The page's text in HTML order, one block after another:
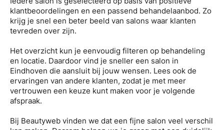
klantbeoordelingen en een passend behandelaanbod. Zo
krijg je snel een beter beeld van salons waar klanten
tevreden over zijn.
Het overzicht kun je eenvoudig filteren op behandeling
en locatie. Daardoor vind je sneller een salon in
Eindhoven die aansluit bij jouw wensen. Lees ook de
ervaringen van andere klanten, zodat je met meer
vertrouwen een keuze kunt maken voor je volgende
afspraak.
Bij Beautyweb vinden we dat een fijne salon veel verschil